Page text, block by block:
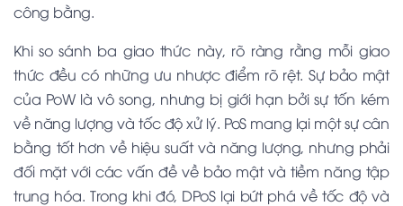
công bằng.
Khi so sánh ba giao thức này, rõ ràng rằng mỗi giao
thức đều có những ưu nhược điểm rõ rệt. Sự bảo mật
của PoW là vô song, nhưng bị giới hạn bởi sự tốn kém
về năng lượng và tốc độ xử lý. PoS mang lại một sự cân
bằng tốt hơn về hiệu suất và năng lượng, nhưng phải
đối mặt với các vấn đề về bảo mật và tiềm năng tập
trung hóa. Trong khi đó, DPoS lại bứt phá về tốc độ và